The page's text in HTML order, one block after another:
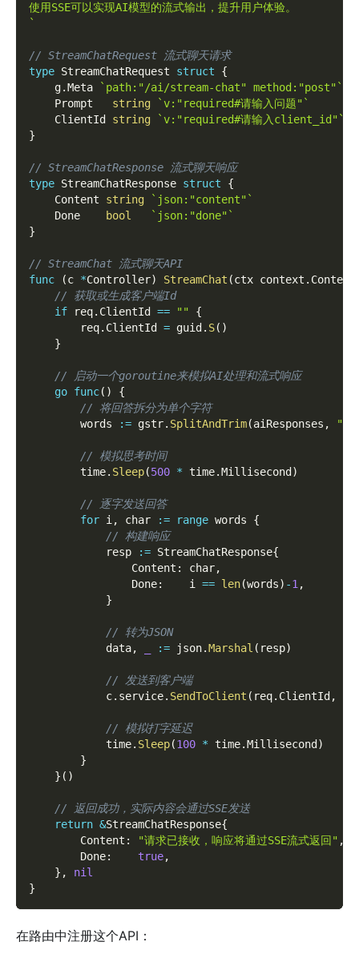
使用SSE可以实现AI模型的流式输出，提升用户体验。
`
// StreamChatRequest 流式聊天请求
type StreamChatRequest struct
{
    g
.Meta
`path:"/ai/stream-chat" method:"post"`
    Prompt
string
`v:"required#请输入问题"`
    ClientId
string
`v:"required#请输入client_id"`
}
// StreamChatResponse 流式聊天响应
type StreamChatResponse struct
{
    Content
string
`json:"content"`
    Done
bool
`json:"done"`
}
// StreamChat 流式聊天API
func
(c *Controller) StreamChat (ctx context . Context
// 获取或生成客户端Id
if req. ClientId == ""
{
        req
. ClientId = guid . S( )
}
// 启动一个goroutine来模拟AI处理和流式响应
go func( )
{
// 将回答拆分为单个字符
        words
:= gstr. SplitAndTrim(aiResponses , " "
// 模拟思考时间
        time
. Sleep(500 * time.Millisecond )
// 逐字发送回答
for i, char := range words {
// 构建响应
            resp
:= StreamChatResponse{
                Content
: char,
                Done
:
    i
== len(words) -1,
}
// 转为JSON
            data
, := json.Marshal ( resp)
// 发送到客户端
            c
. service. SendToClient ( req. ClientId ,
// 模拟打字延迟
            time
. Sleep(100 * time.Millisecond )
}
} ( )
// 返回成功，实际内容会通过SSE发送
return &StreamChatResponse{
        Content
: "请求已接收，响应将通过SSE流式返回" ,
        Done
: true,
} ,
nil
}
在路由中注册这个API：